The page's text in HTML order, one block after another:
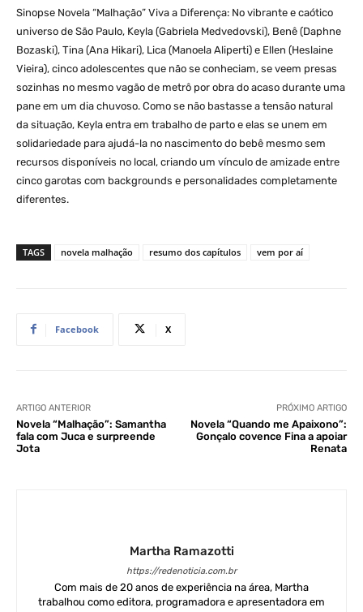
Sinopse Novela “Malhação” Viva a Diferença: No vibrante e caótico
universo de São Paulo, Keyla (Gabriela Medvedovski), Benê (Daphne
Bozaski), Tina (Ana Hikari), Lica (Manoela Aliperti) e Ellen (Heslaine
Vieira), cinco adolescentes que não se conheciam, se veem presas
sozinhas no mesmo vagão de metrô por obra do acaso durante uma
pane em um dia chuvoso. Como se não bastasse a tensão natural
da situação, Keyla entra em trabalho de parto e elas se unem em
solidariedade para ajudá-la no nascimento do bebê mesmo sem
recursos disponíveis no local, criando um vínculo de amizade entre
cinco garotas com backgrounds e personalidades completamente
diferentes.
TAGS novela malhação resumo dos capítulos vem por aí
Facebook X
ARTIGO ANTERIOR
Novela “Malhação”: Samantha
fala com Juca e surpreende
Jota
PRÓXIMO ARTIGO
Novela “Quando me Apaixono”:
Gonçalo covence Fina a apoiar
Renata
Martha Ramazotti
https://redenoticia.com.br
Com mais de 20 anos de experiência na área, Martha
trabalhou como editora, programadora e apresentadora em